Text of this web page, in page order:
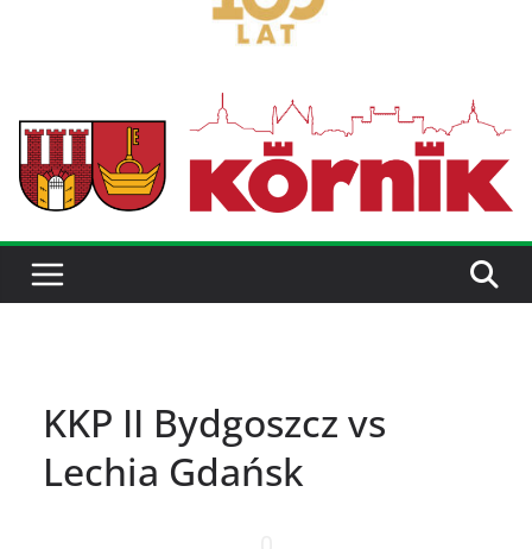
KKP II Bydgoszcz vs
Lechia Gdańsk